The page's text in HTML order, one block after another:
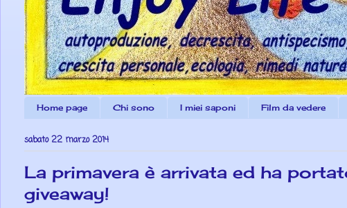
Home page Chi sono I miei saponi Film da vedere
sabato 22 marzo 2014
La primavera è arrivata ed ha
giveaway!